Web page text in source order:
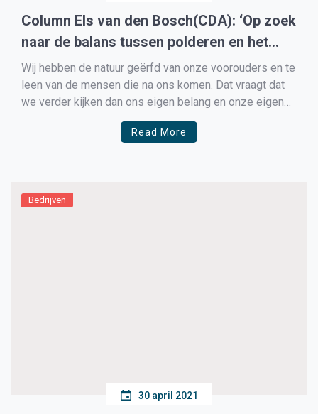
Column Els van den Bosch(CDA): ‘Op zoek
naar de balans tussen polderen en het
halen van de klimaatdoelstellingen’
Wij hebben de natuur geërfd van onze voorouders en te
leen van de mensen die na ons komen. Dat vraagt dat
we verder kijken dan ons eigen belang en onze eigen
tijd, ook op financieel gebied. Beheren en beheersen
zijn niet voldoende. Om een betere wereld achter te
Read More
Bedrijven
30 april 2021